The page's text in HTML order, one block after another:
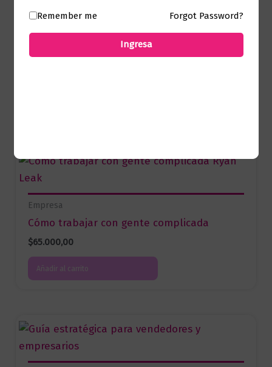
Empresa
El pequeño libro rojo de las ventas
Empresa
Cómo trabajar con gente complicada
$65.000,00
Añadir al carrito
Remember me Forgot Password?
Ingresa